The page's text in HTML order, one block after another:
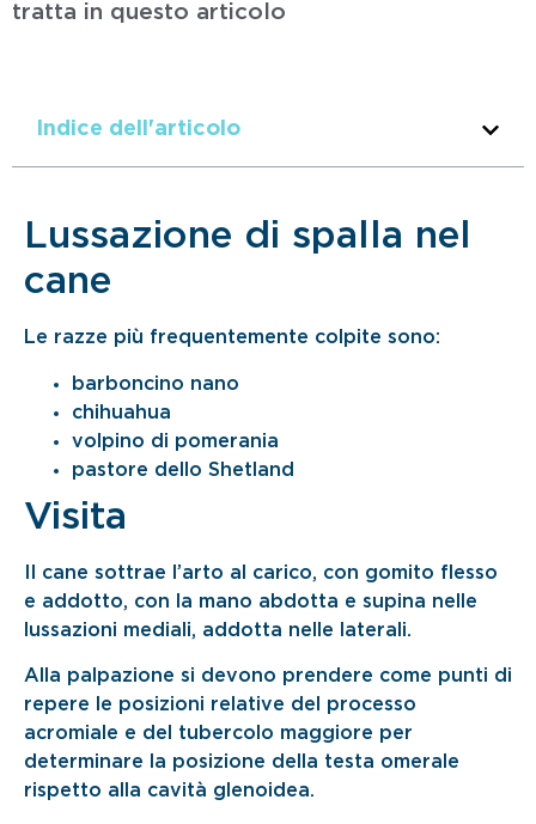
tratta in questo articolo
Indice dell'articolo
Lussazione di spalla nel
cane
Le razze più frequentemente colpite sono:
barboncino nano
chihuahua
volpino di pomerania
pastore dello Shetland
Visita
Il cane sottrae l’arto al carico, con gomito flesso
e addotto, con la mano abdotta e supina nelle
lussazioni mediali, addotta nelle laterali.
Alla palpazione si devono prendere come punti di
repere le posizioni relative del processo
acromiale e del tubercolo maggiore per
determinare la posizione della testa omerale
rispetto alla cavità glenoidea.